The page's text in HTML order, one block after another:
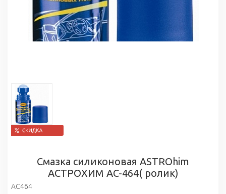
Смазка силиконовая ASTROhim
АСТРОХИМ AC-464( ролик)
AC464